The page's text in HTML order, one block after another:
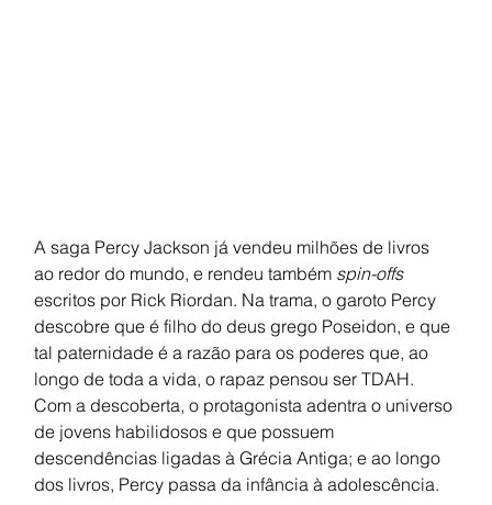
A saga Percy Jackson já vendeu milhões de livros
ao redor do mundo, e rendeu também spin-offs
escritos por Rick Riordan. Na trama, o garoto Percy
descobre que é filho do deus grego Poseidon, e que
tal paternidade é a razão para os poderes que, ao
longo de toda a vida, o rapaz pensou ser TDAH.
Com a descoberta, o protagonista adentra o universo
de jovens habilidosos e que possuem
descendências ligadas à Grécia Antiga; e ao longo
dos livros, Percy passa da infância à adolescência.